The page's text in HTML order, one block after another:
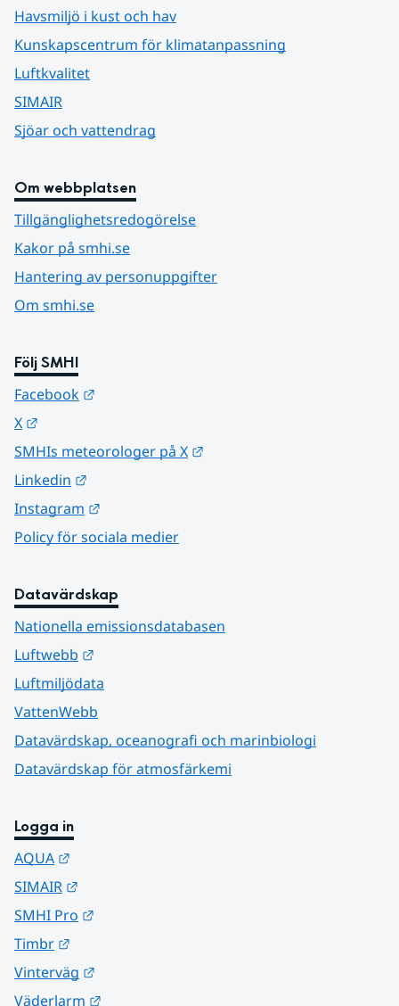
Havsmiljö i kust och hav
Kunskapscentrum för klimatanpassning
Luftkvalitet
SIMAIR
Sjöar och vattendrag
Om webbplatsen
Tillgänglighetsredogörelse
Kakor på smhi.se
Hantering av personuppgifter
Om smhi.se
Följ SMHI
Facebook
X
SMHIs meteorologer på X
Linkedin
Instagram
Policy för sociala medier
Datavärdskap
Nationella emissionsdatabasen
Luftwebb
Luftmiljödata
VattenWebb
Datavärdskap, oceanografi och marinbiologi
Datavärdskap för atmosfärkemi
Logga in
AQUA
SIMAIR
SMHI Pro
Timbr
Vinterväg
Väderlarm